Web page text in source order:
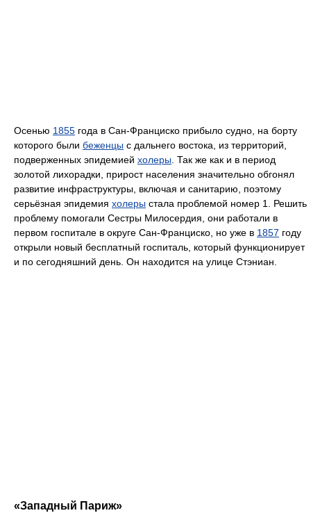
Осенью 1855 года в Сан-Франциско прибыло судно, на борту
которого были беженцы с дальнего востока, из территорий,
подверженных эпидемией холеры. Так же как и в период
золотой лихорадки, прирост населения значительно обгонял
развитие инфраструктуры, включая и санитарию, поэтому
серьёзная эпидемия холеры стала проблемой номер 1. Решить
проблему помогали Сестры Милосердия, они работали в
первом госпитале в округе Сан-Франциско, но уже в 1857 году
открыли новый бесплатный госпиталь, который функционирует
и по сегодняшний день. Он находится на улице Стэниан.
«Западный Париж»